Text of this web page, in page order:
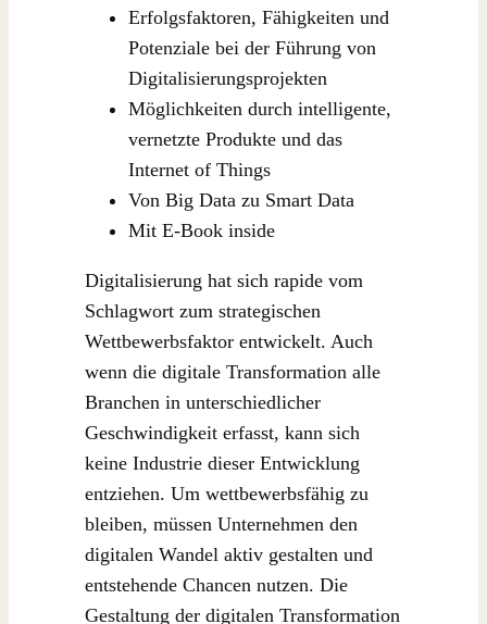
Erfolgsfaktoren, Fähigkeiten und
Potenziale bei der Führung von
Digitalisierungsprojekten
Möglichkeiten durch intelligente,
vernetzte Produkte und das
Internet of Things
Von Big Data zu Smart Data
Mit E-Book inside
Digitalisierung hat sich rapide vom
Schlagwort zum strategischen
Wettbewerbsfaktor entwickelt. Auch
wenn die digitale Transformation alle
Branchen in unterschiedlicher
Geschwindigkeit erfasst, kann sich
keine Industrie dieser Entwicklung
entziehen. Um wettbewerbsfähig zu
bleiben, müssen Unternehmen den
digitalen Wandel aktiv gestalten und
entstehende Chancen nutzen. Die
Gestaltung der digitalen Transformation